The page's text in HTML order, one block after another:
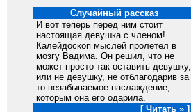
Случайный рассказ
И вот теперь перед ним стоит
настоящая девушка с членом!
Калейдоскоп мыслей пролетел в
мозгу Вадима. Он решил, что не
может просто так оставить девушку,
или не девушку, не отблагодарив за
то незабываемое наслаждение,
которым она его одарила.
[ Читать » ]